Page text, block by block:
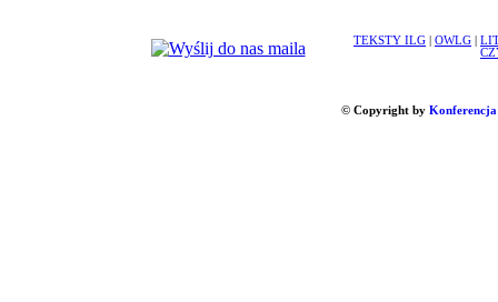
TEKSTY ILG OWLG
© Copyright by Konferencja